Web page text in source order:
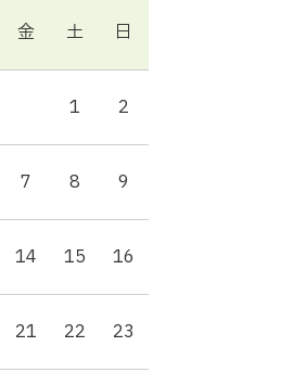
金 土 日
1 2
7 8 9
14 15 16
21 22 23